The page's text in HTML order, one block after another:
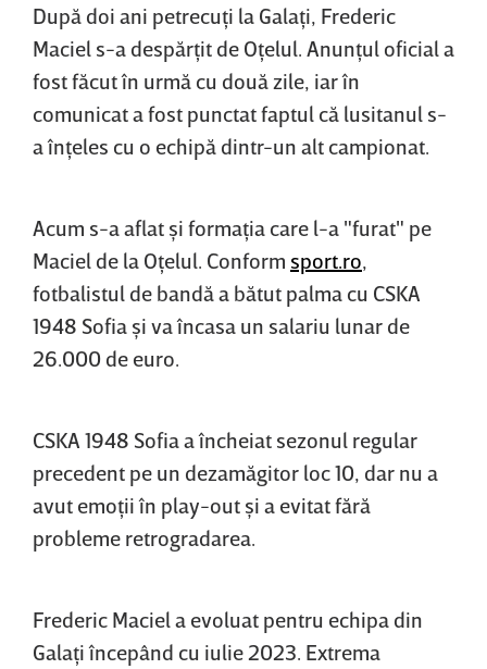
După doi ani petrecuţi la Galaţi, Frederic
Maciel s-a despărţit de Oţelul. Anunţul oficial a
fost făcut în urmă cu două zile, iar în
comunicat a fost punctat faptul că lusitanul s-
a înţeles cu o echipă dintr-un alt campionat.
Acum s-a aflat şi formaţia care l-a "furat" pe
Maciel de la Oţelul. Conform sport.ro
fotbalistul de bandă a bătut palma cu CSKA
1948 Sofia şi va încasa un salariu lunar de
26.000 de euro.
CSKA 1948 Sofia a încheiat sezonul regular
precedent pe un dezamăgitor loc 10, dar nu a
avut emoţii în play-out şi a evitat fără
probleme retrogradarea.
Frederic Maciel a evoluat pentru echipa din
Galaţi începând cu iulie 2023. Extrema